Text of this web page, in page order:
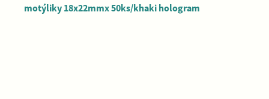
motýliky 18x22mmx 50ks/khaki hologram